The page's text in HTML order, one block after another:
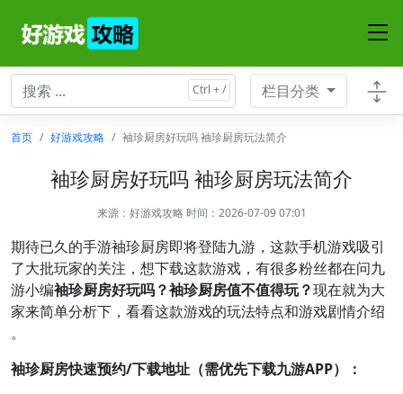
栏目分类
首页 好游戏攻略 袖珍厨房好玩吗 袖珍厨房玩法简介
袖珍厨房好玩吗 袖珍厨房玩法简介
来源： 好游戏攻略时间：2026-07-09 07:01
期待已久的手游袖珍厨房即将登陆九游，这款手机游戏吸引
了大批玩家的关注，想下载这款游戏，有很多粉丝都在问九
游小编袖珍厨房好玩吗？袖珍厨房值不值得玩？现在就为大
家来简单分析下，看看这款游戏的玩法特点和游戏剧情介绍
。
袖珍厨房快速预约/下载地址（需优先下载九游APP）：